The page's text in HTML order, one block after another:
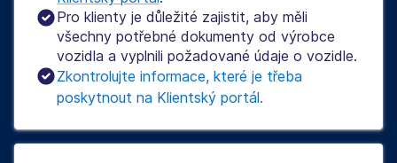
Pro klienty je důležité zajistit, aby měli
všechny potřebné dokumenty od výrobce
vozidla a vyplnili požadované údaje o vozidle.
Zkontrolujte informace, které je třeba
poskytnout na Klientský portál.